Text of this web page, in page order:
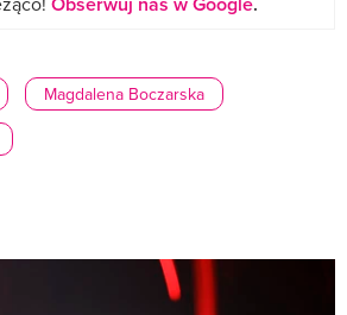
Magdalena Boczarska